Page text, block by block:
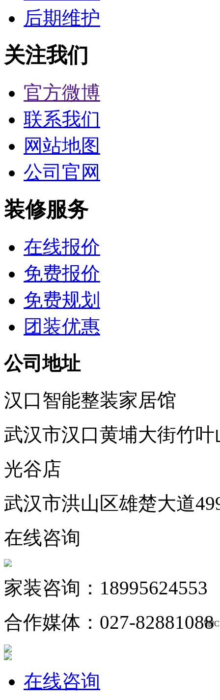
后期维护
关注我们
官方微博
联系我们
网站地图
公司官网
装修服务
在线报价
免费报价
免费规划
团装优惠
公司地址
汉口智能整装家居馆
武汉市汉口黄埔大街竹
光谷店
武汉市洪山区雄楚大道
在线咨询
家装咨询：18995624553
合作媒体：027-82881088
鄂
在线咨询